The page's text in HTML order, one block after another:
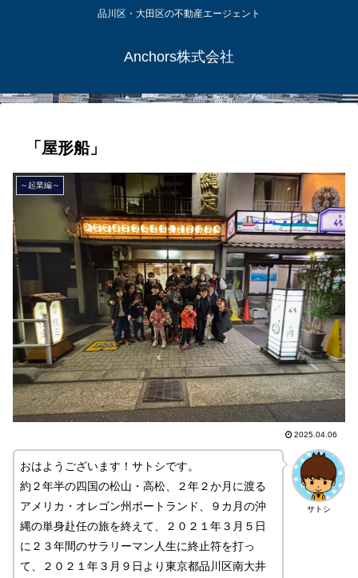
品川区・大田区の不動産エージェント
Anchors株式会社
「屋形船」
～起業編～
2025.04.06
サトシ
おはようございます！サトシです。
約２年半の四国の松山・高松、２年２か月に渡る
アメリカ・オレゴン州ポートランド、９カ月の沖
縄の単身赴任の旅を終えて、２０２１年３月５日
に２３年間のサラリーマン人生に終止符を打っ
て、２０２１年３月９日より東京都品川区南大井